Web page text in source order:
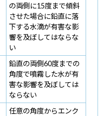
の両側に15度まで傾斜
させた場合に鉛直に落
下する水滴が有害な影
響を及ぼしてはならな
い
鉛直の両側60度までの
角度で噴霧した水が有
害な影響を及ぼしては
ならない
任意の角度からエンク